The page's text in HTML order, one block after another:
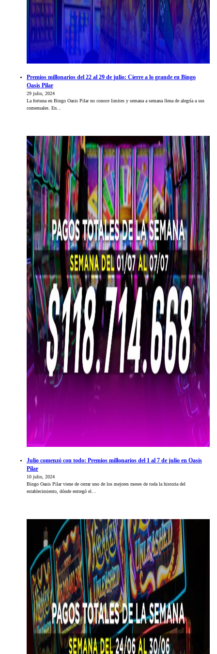
Premios millonarios del 22 al 29 de julio: Cierre a lo grande en Bingo
Oasis Pilar
29 julio, 2024
La fortuna en Bingo Oasis Pilar no conoce limites y semana a semana llena de alegría a sus
comensales. En…
Julio comenzó con todo: Premios millonarios del 1 al 7 de julio en Oasis
Pilar
10 julio, 2024
Bingo Oasis Pilar viene de cerrar uno de los mejores meses de toda la historia del
establecimiento, dónde entregó el…